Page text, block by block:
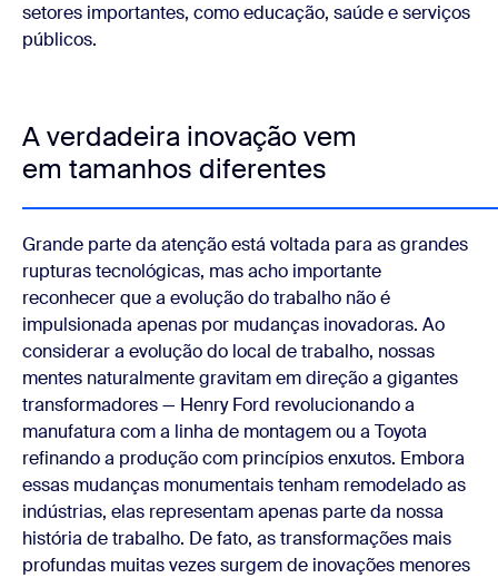
setores importantes, como educação, saúde e serviços
públicos.
A verdadeira inovação vem
em tamanhos diferentes
Grande parte da atenção está voltada para as grandes
rupturas tecnológicas, mas acho importante
reconhecer que a evolução do trabalho não é
impulsionada apenas por mudanças inovadoras. Ao
considerar a evolução do local de trabalho, nossas
mentes naturalmente gravitam em direção a gigantes
transformadores — Henry Ford revolucionando a
manufatura com a linha de montagem ou a Toyota
refinando a produção com princípios enxutos. Embora
essas mudanças monumentais tenham remodelado as
indústrias, elas representam apenas parte da nossa
história de trabalho. De fato, as transformações mais
profundas muitas vezes surgem de inovações menores